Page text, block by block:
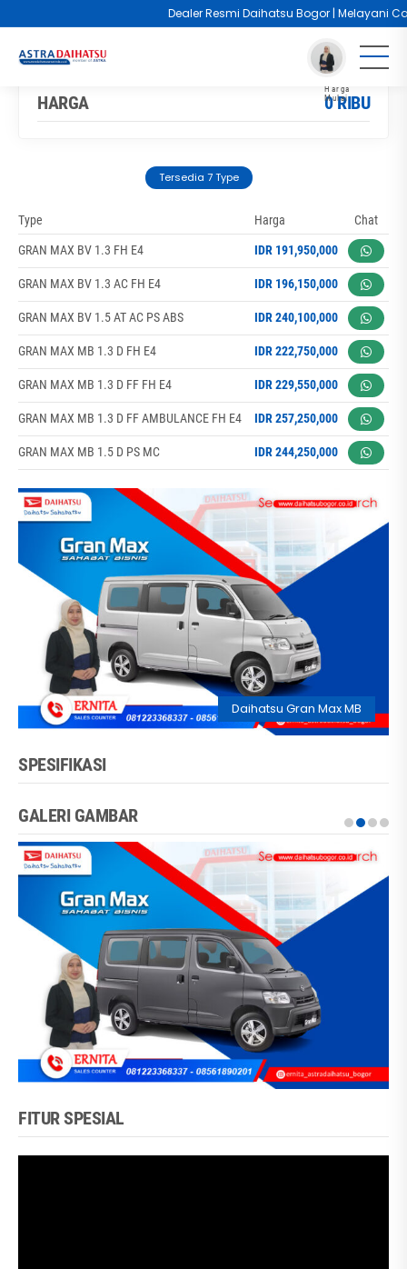
Beranda/Model/Daihatsu Gran Max MB
Dealer Resmi Daihatsu Bogor | Melayani
HARGA 0 RIBU
Tersedia 7 Type
Type Harga Chat
GRAN MAX BV 1.3 FH E4 IDR 191,950,000
GRAN MAX BV 1.3 AC FH E4 IDR 196,150,000
GRAN MAX BV 1.5 AT AC PS ABS IDR 240,100,000
GRAN MAX MB 1.3 D FH E4 IDR 222,750,000
GRAN MAX MB 1.3 D FF FH E4 IDR 229,550,000
GRAN MAX MB 1.3 D FF AMBULANCE FH E4 IDR 257,250,000
GRAN MAX MB 1.5 D PS MC IDR 244,250,000
Daihatsu Gran Max MB
SPESIFIKASI
GALERI GAMBAR
FITUR SPESIAL